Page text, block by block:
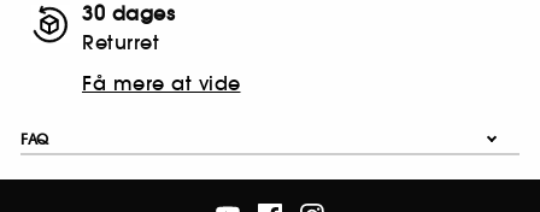
30 dages
Returret
Få mere at vide
FAQ